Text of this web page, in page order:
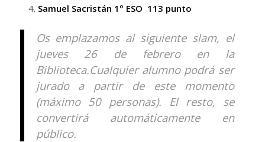
Samuel Sacristán 1º ESO 113 punto
Os emplazamos al siguiente slam, el
jueves 26 de febrero en la
Biblioteca.Cualquier alumno podrá ser
jurado a partir de este momento
(máximo 50 personas). El resto, se
convertirá automáticamente en
público.